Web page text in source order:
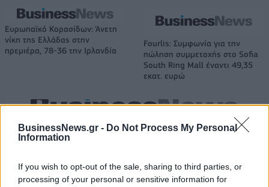
BusinessNews.gr - Do Not Process My Personal
Information
If you wish to opt-out of the sale, sharing to third parties, or
processing of your personal or sensitive information for
Ευρωπαϊκό Κορασίδων: Άνετη
νίκη της Ελλάδας στην
πρεμιέρα, 78-36 την Ιρλανδία
Fourlis: Συμφωνία για την
πώληση συμμετοχής στο Sofia
South Ring Mall έναντι 49,35
εκατ. ευρώ
Β.Σ. Καρούλιας: Τζίρος 98,7 εκατ. ευρώ και αύξηση κερδών 57% - Τα
νέα στοιχήματα σε low & non alcohol
Media: Με ενίσχυση 8 εκατ.